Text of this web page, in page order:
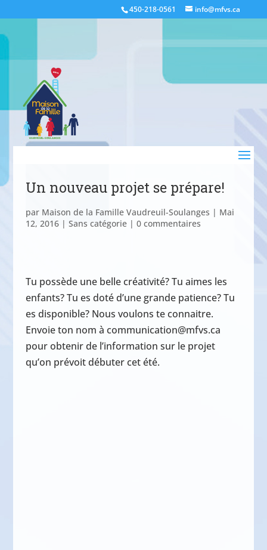
450-218-0561 info@mfvs.ca
Un nouveau projet se prépare!
par Maison de la Famille Vaudreuil-Soulanges | Mai
12, 2016| Sans catégorie| 0 commentaires
Tu possède une belle créativité? Tu aimes les
enfants? Tu es doté d’une grande patience? Tu
es disponible? Nous voulons te connaitre.
Envoie ton nom à communication@mfvs.ca
pour obtenir de l’information sur le projet
qu’on prévoit débuter cet été.